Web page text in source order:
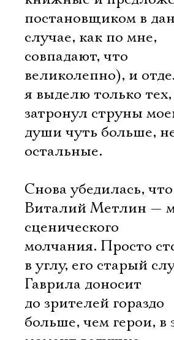
постановщиком в
случае, как по мне,
совпадают, что
великолепно), и
я выделю только тех,
затронул струны
души чуть больше,
остальные.
Снова убедилась, что
Виталий Метлин —
сценического
молчания. Просто
в углу, его старый
Гаврила доносит
до зрителей гораздо
больше, чем герои, в